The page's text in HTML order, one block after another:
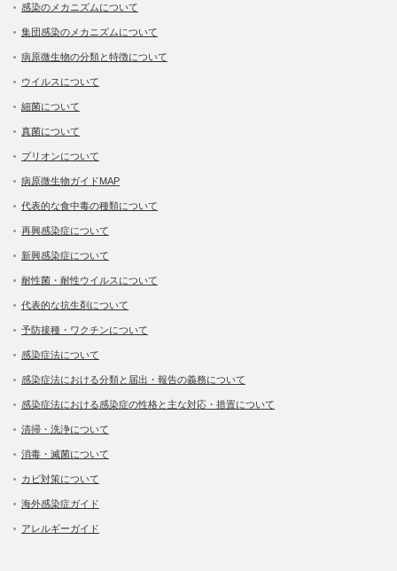
感染のメカニズムについて
集団感染のメカニズムについて
病原微生物の分類と特徴について
ウイルスについて
細菌について
真菌について
プリオンについて
病原微生物ガイドMAP
代表的な食中毒の種類について
再興感染症について
新興感染症について
耐性菌・耐性ウイルスについて
代表的な抗生剤について
予防接種・ワクチンについて
感染症法について
感染症法における分類と届出・報告の義務について
感染症法における感染症の性格と主な対応・措置について
清掃・洗浄について
消毒・滅菌について
カビ対策について
海外感染症ガイド
アレルギーガイド